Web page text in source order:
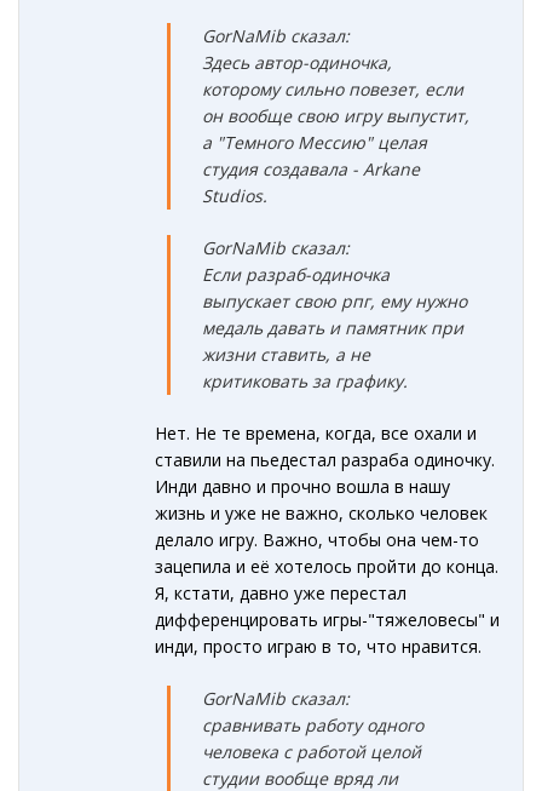
GorNaMib сказал:
Здесь автор-одиночка,
которому сильно повезет, если
он вообще свою игру выпустит,
а "Темного Мессию" целая
студия создавала - Arkane
Studios.
GorNaMib сказал:
Если разраб-одиночка
выпускает свою рпг, ему нужно
медаль давать и памятник при
жизни ставить, а не
критиковать за графику.
Нет. Не те времена, когда, все охали и
ставили на пьедестал разраба одиночку.
Инди давно и прочно вошла в нашу
жизнь и уже не важно, сколько человек
делало игру. Важно, чтобы она чем-то
зацепила и её хотелось пройти до конца.
Я, кстати, давно уже перестал
дифференцировать игры-"тяжеловесы" и
инди, просто играю в то, что нравится.
GorNaMib сказал:
сравнивать работу одного
человека с работой целой
студии вообще вряд ли